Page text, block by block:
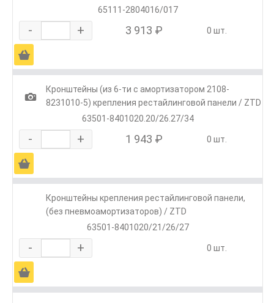
65111-2804016/017
- + 3 913 ₽ 0 шт.
Ä
1
Кронштейны (из 6-ти с амортизатором 2108-
8231010-5) крепления рестайлинговой панели / ZTD
63501-8401020.20/26.27/34
- + 1 943 ₽ 0 шт.
Ä
Кронштейны крепления рестайлинговой панели,
(без пневмоамортизаторов) / ZTD
63501-8401020/21/26/27
- + 0 шт.
Ä